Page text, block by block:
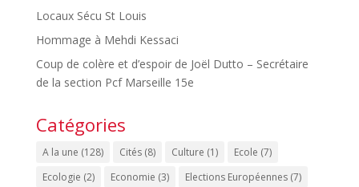
Locaux Sécu St Louis
Hommage à Mehdi Kessaci
Coup de colère et d’espoir de Joël Dutto – Secrétaire
de la section Pcf Marseille 15e
Catégories
A la une (128) Cités(8) Culture (1) Ecole (7)
Ecologie (2) Economie (3) Elections Européennes(7)